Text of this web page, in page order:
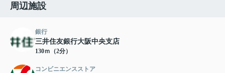
周辺施設
銀行
三井住友銀行大阪中央支店
130ｍ（2分）
コンビニエンスストア